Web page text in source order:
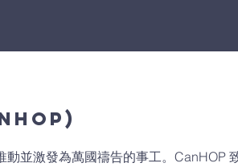
並激發為萬國禱告的事工。CanHOP